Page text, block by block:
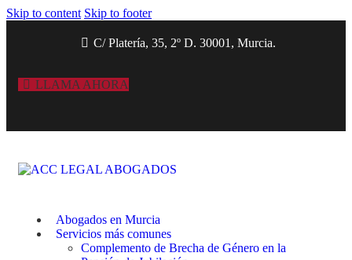
Skip to content Skip to footer
C/ Platería, 35, 2º D. 30001, Murcia.
LLAMA AHORA
Abogados en Murcia
Servicios más comunes
Complemento de Brecha de Género en la